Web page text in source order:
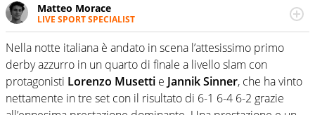
Matteo Morace
LIVE SPORT SPECIALIST
La multimedialità quale approccio personale e
professionale. Ama raccontare lo sport focalizzando ogni
attenzione sul tempo reale: la verità della dirette non
sono opinioni ma fatti
Nella notte italiana è andato in scena l’attesissimo primo
derby azzurro in un quarto di finale a livello slam con
protagonisti Lorenzo Musetti e Jannik Sinner, che ha vinto
nettamente in tre set con il risultato di 6-1 6-4 6-2 grazie